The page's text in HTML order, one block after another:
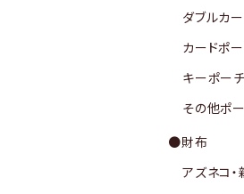
ダブルカ
カードポ
キーポーチ
その他ポ
●財布
アズネコ